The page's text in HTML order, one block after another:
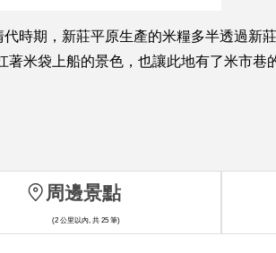
時期，新莊平原生產的米糧多半透過
米袋上船的景色，也讓此地有了米市
周邊景點
(2 公里以內, 共 25 筆)